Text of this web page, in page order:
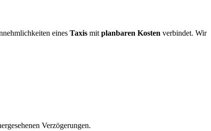
eines Taxis mit planbaren Kosten verbindet. Wir
Verzögerungen.